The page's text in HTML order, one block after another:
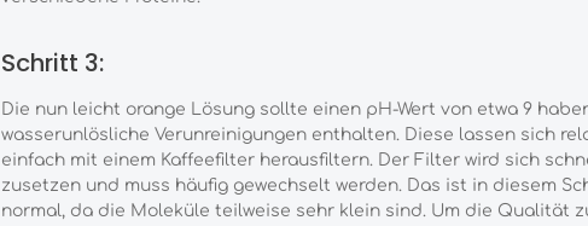
Schritt 3:
Die nun leicht orange Lösung sollte einen pH-Wert von etwa 9
wasserunlösliche Verunreinigungen enthalten. Diese lassen sich
einfach mit einem Kaffeefilter herausfiltern. Der Filter wird sich
zusetzen und muss häufig gewechselt werden. Das ist in diesem
normal, da die Moleküle teilweise sehr klein sind. Um die Qualität